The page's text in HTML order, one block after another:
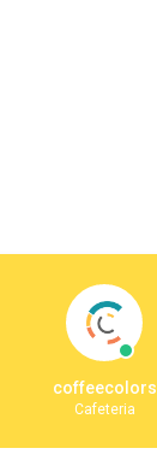
coffeecolors
Cafeteria